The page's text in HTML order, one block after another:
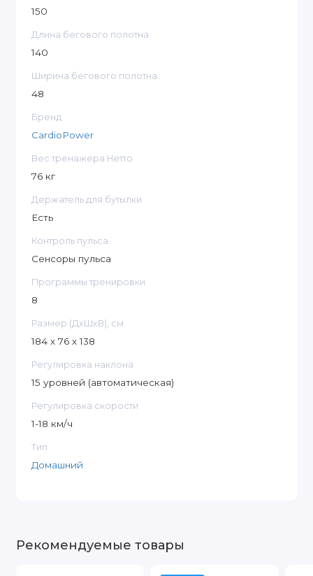
150
Длина бегового полотна
140
Ширина бегового полотна
48
Бренд
CardioPower
Вес тренажера Нетто
76 кг
Держатель для бутылки
Есть
Контроль пульса
Сенсоры пульса
Программы тренировки
8
Размер (ДxШxВ), см
184 х 76 х 138
Регулировка наклона
15 уровней (автоматическая)
Регулировка скорости
1-18 км/ч
Тип
Домашний
Рекомендуемые товары